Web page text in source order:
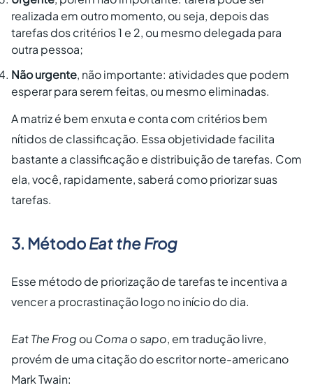
realizada em outro momento, ou seja, depois das
tarefas dos critérios 1 e 2, ou mesmo delegada para
outra pessoa;
Não urgente, não importante: atividades que podem
esperar para serem feitas, ou mesmo eliminadas.
A matriz é bem enxuta e conta com critérios bem
nítidos de classificação. Essa objetividade facilita
bastante a classificação e distribuição de tarefas. Com
ela, você, rapidamente, saberá como priorizar suas
tarefas.
3. MétodoEat the Frog
Esse método de priorização de tarefas te incentiva a
vencer a procrastinação logo no início do dia.
Eat The Frog ou Coma o sapo, em tradução livre,
provém de uma citação do escritor norte-americano
Mark Twain: